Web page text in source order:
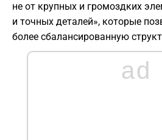
не от крупных и громоздких
и точных деталей», которые
более сбалансированную
ad